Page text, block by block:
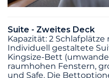
Suite - Zweites Deck
Kapazität: 2
Individuell gestaltete
Kingsize-Bett
raumhohen Fenstern,
und Safe. Die